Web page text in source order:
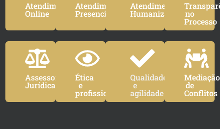
Atendimento
Online
Atendimento
Presencial
Atendimento
Humanizado no
Processo
Assessoria
Jurídica
Ética
e
profissionalismo
Qualidade
e
agilidade
Mediação
de
Conflitos